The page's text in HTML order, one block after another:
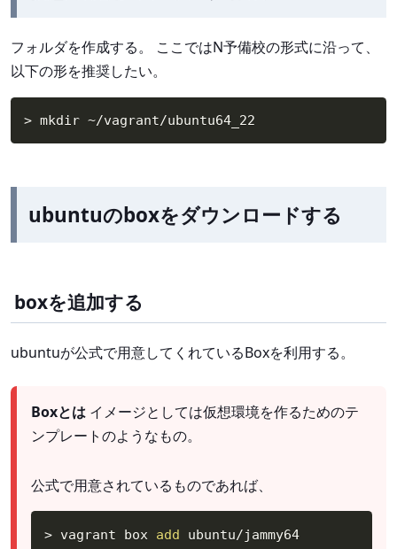
フォルダを作成する。 ここではN予備校の形式に沿って、
以下の形を推奨したい。
> mkdir ~/vagrant/ubuntu64_22
ubuntuのboxをダウンロードする
boxを追加する
ubuntuが公式で用意してくれているBoxを利用する。
Boxとは イメージとしては仮想環境を作るためのテ
ンプレートのようなもの。
公式で用意されているものであれば、
> vagrant box add ubuntu/jammy64